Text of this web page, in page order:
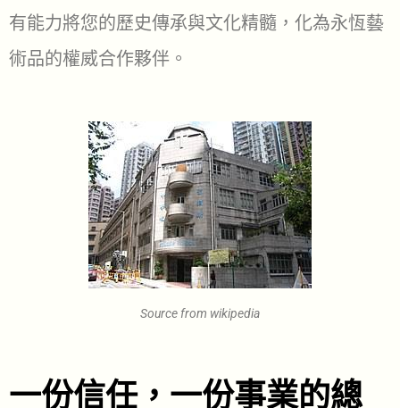
有能力將您的歷史傳承與文化精髓，化為永恆藝
術品的權威合作夥伴。
Source from wikipedia
一份信任，一份事業的總